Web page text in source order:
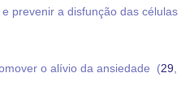
prevenir a disfunção das células
o alívio da ansiedade (29,